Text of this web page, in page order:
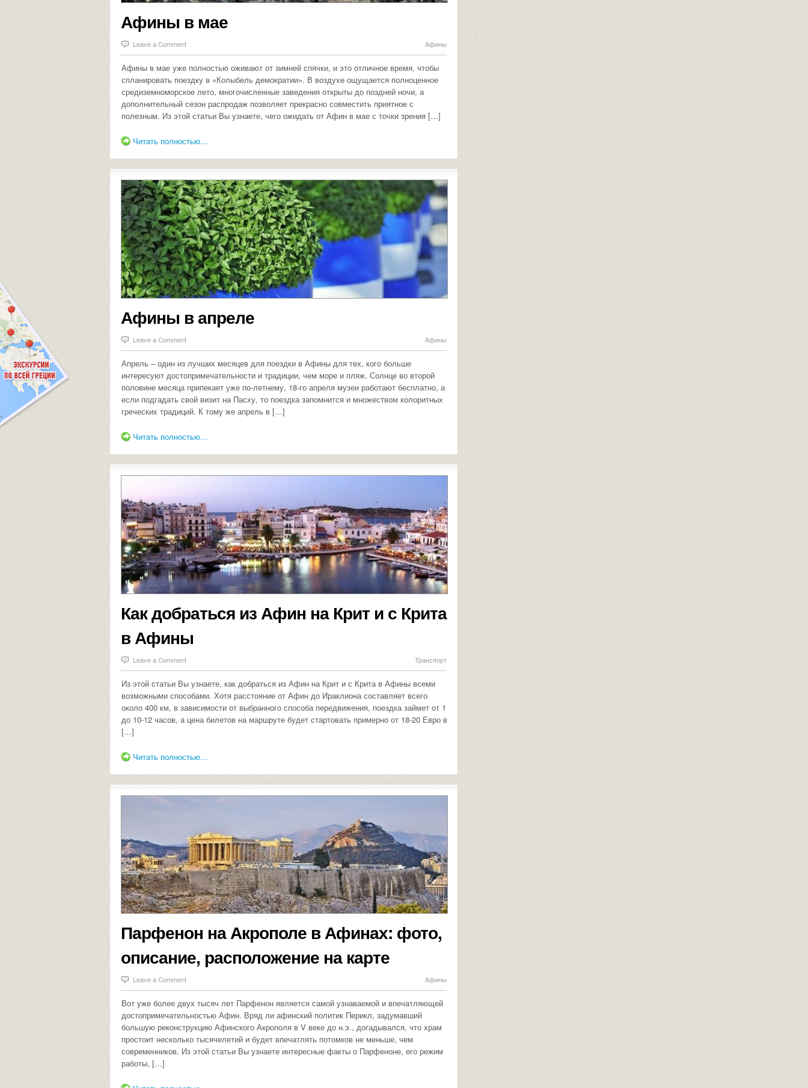
Афины в мае
Leave a Comment Афины
Афины в мае уже полностью оживают от зимней спячки, и это отличное время, чтобы
спланировать поездку в «Колыбель демократии». В воздухе ощущается полноценное
средиземноморское лето, многочисленные заведения открыты до поздней ночи, а
дополнительный сезон распродаж позволяет прекрасно совместить приятное с
полезным. Из этой статьи Вы узнаете, чего ожидать от Афин в мае с точки зрения […]
Читать полностью...
Афины в апреле
Leave a Comment Афины
Апрель – один из лучших месяцев для поездки в Афины для тех, кого больше
интересуют достопримечательности и традиции, чем море и пляж. Солнце во второй
половине месяца припекает уже по-летнему, 18-го апреля музеи работают бесплатно, а
если подгадать свой визит на Пасху, то поездка запомнится и множеством колоритных
греческих традиций. К тому же апрель в […]
Читать полностью...
Как добраться из Афин на Крит и с Крита
в Афины
Leave a Comment Транспорт
Из этой статьи Вы узнаете, как добраться из Афин на Крит и с Крита в Афины всеми
возможными способами. Хотя расстояние от Афин до Ираклиона составляет всего
около 400 км, в зависимости от выбранного способа передвижения, поездка займет от 1
до 10-12 часов, а цена билетов на маршруте будет стартовать примерно от 18-20 Евро в
[…]
Читать полностью...
Парфенон на Акрополе в Афинах: фото,
описание, расположение на карте
Leave a Comment Афины
Вот уже более двух тысяч лет Парфенон является самой узнаваемой и впечатляющей
достопримечательностью Афин. Вряд ли афинский политик Перикл, задумавший
большую реконструкцию Афинского Акрополя в V веке до н.э., догадывался, что храм
простоит несколько тысячелетий и будет впечатлять потомков не меньше, чем
современников. Из этой статьи Вы узнаете интересные факты о Парфеноне, его режим
работы, […]